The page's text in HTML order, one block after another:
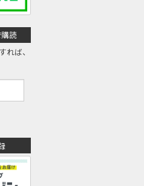
読
れば、